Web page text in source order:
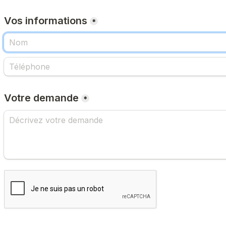
Vos informations *
Votre demande *